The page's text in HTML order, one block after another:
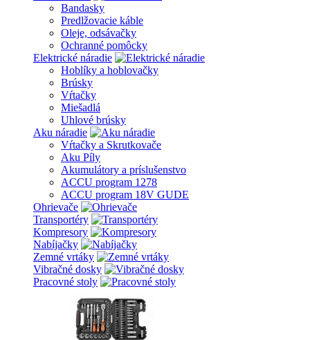
Bandasky
Predlžovacie káble
Oleje, odsávačky
Ochranné pomôcky
Elektrické náradie
Hoblíky a hoblovačky
Brúsky
Vŕtačky
Miešadlá
Uhlové brúsky
Aku náradie
Vŕtačky a Skrutkovače
Aku Píly
Akumulátory a príslušenstvo
ACCU program 1278
ACCU program 18V GUDE
Ohrievače
Transportéry
Kompresory
Nabíjačky
Zemné vrtáky
Vibračné dosky
Pracovné stoly